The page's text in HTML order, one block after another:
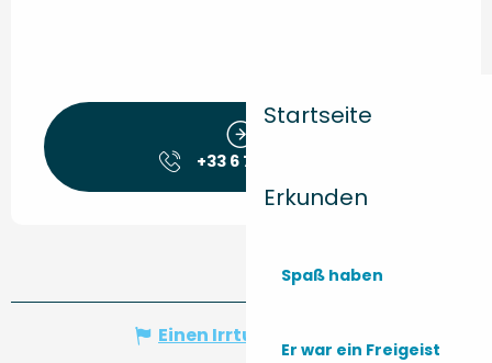
Startseite
Erkunden
Spaß haben
Er war ein Freigeist
+33 6 75 01 42
Einen Irrtum angeben